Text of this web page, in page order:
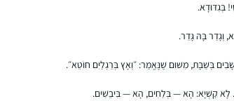
בְּגִדּוּדָא.
וְגָדַר בָּהּ גָּדֵר.
בְּשַׁבָּת, מִשּׁוּם שֶׁנֶּאֱמַר: ״וְאָץ בְּרַגְלַיִם חוֹטֵא״.
לָא קַשְׁיָא: הָא — בְּלַחִים, הָא — בִּיבֵשִׁים.
הלומדות. הסבב התחיל כאשר הייתי
הלכה של נשמ”ת. לא הצלחתי להוסיף את
לדף היומי על הלימוד האינטנסיבי
קרית גת, ישראל